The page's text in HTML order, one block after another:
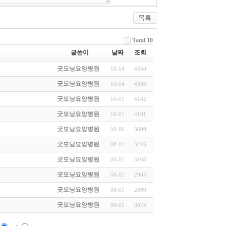
Total 10
글쓴이
날짜 조회
굿모닝요양병원 10-14 4350
굿모닝요양병원 10-14 4386
굿모닝요양병원 10-01 4142
굿모닝요양병원 10-01 4101
굿모닝요양병원 08-06 3699
굿모닝요양병원 08-01 3216
굿모닝요양병원 08-01 3165
굿모닝요양병원 08-01 2985
굿모닝요양병원 08-01 2899
굿모닝요양병원 08-01 3074